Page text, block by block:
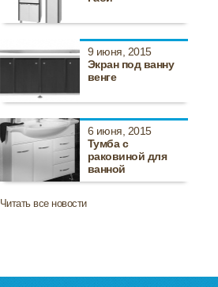
9 июня, 2015
Экран под ванну
венге
6 июня, 2015
Тумба с
раковиной для
ванной
Читать все новости